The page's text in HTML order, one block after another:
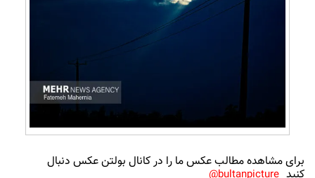
برای مشاهده مطالب عکس ما را در کانال بولتن عکس دنبال